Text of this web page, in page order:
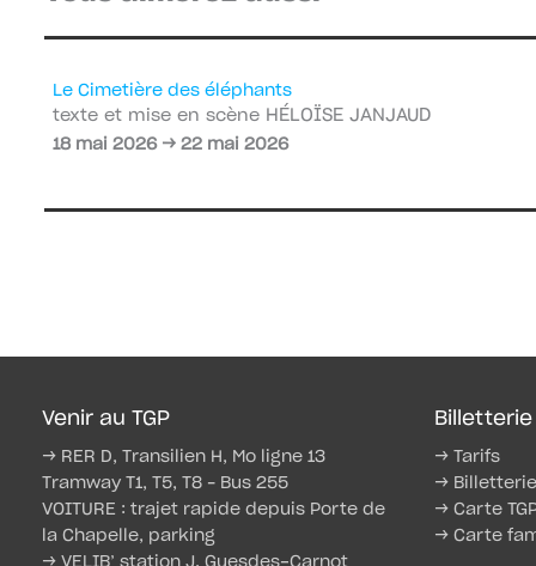
Le Cimetière des éléphants
texte et mise en scène HÉLOÏSE JANJAUD
18 mai 2026 → 22 mai 2026
Venir au TGP
→ RER D, Transilien H, Mo ligne 13
Tramway T1, T5, T8 – Bus 255
VOITURE : trajet rapide depuis Porte de
la Chapelle, parking
Billetterie
→ Tarifs
→
→ Carte
→ Carte